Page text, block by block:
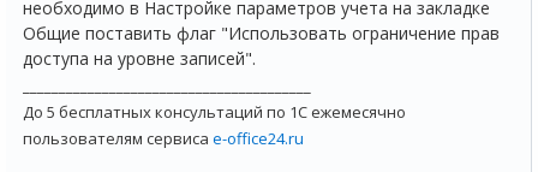
необходимо в Настройке параметров учета на закладке
Общие поставить флаг "Использовать ограничение прав
доступа на уровне записей".
До 5 бесплатных консультаций по 1С ежемесячно
пользователям сервиса e-office24.ru